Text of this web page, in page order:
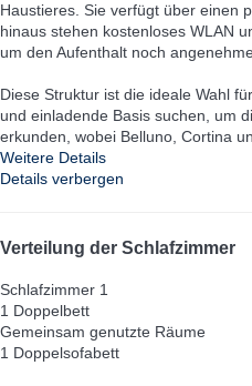
Haustieres. Sie verfügt über einen
hinaus stehen kostenloses WLAN
um den Aufenthalt noch
Diese Struktur ist die ideale Wahl
und einladende Basis suchen, um
erkunden, wobei Belluno, Cortina
Weitere Details
Details verbergen
Verteilung der Schlafzimmer
Schlafzimmer 1
1 Doppelbett
Gemeinsam genutzte Räume
1 Doppelsofabett